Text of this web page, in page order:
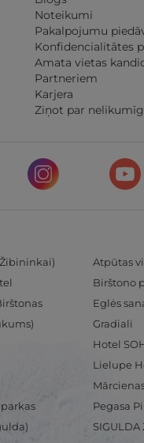
Noteikumi
Pakalpojumu
Konfidencialitātes
Amata vietas
Partneriem
Karjera
Ziņot par
Birštono
Eglės
Gradiali
Hotel
Lielupe
Pegasa
SIGULDA